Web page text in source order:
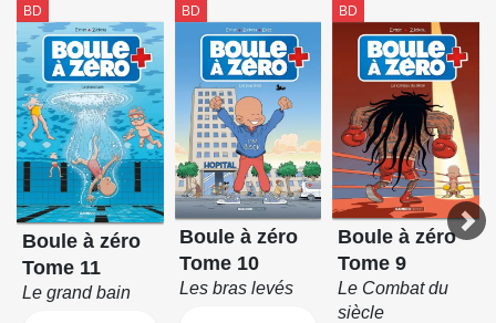
BD
Boule à zéro
Tome 11
Le grand bain
BD
Boule à zéro
Tome 10
Les bras levés
BD
Boule à zéro
Tome 9
Le Combat du
siècle